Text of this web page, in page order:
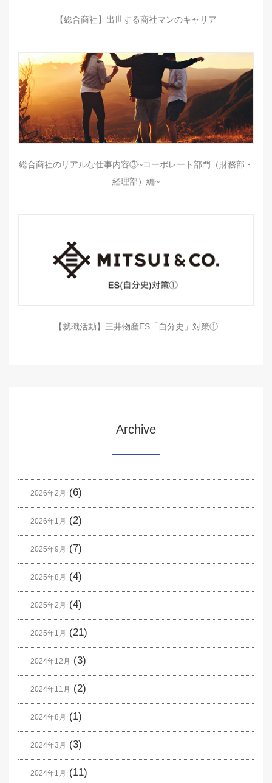
【総合商社】出世する商社マンのキャリア
総合商社のリアルな仕事内容③~コーポレート部門（財務部・
経理部）編~
【就職活動】三井物産ES「自分史」対策①
Archive
2026年2月 (6)
2026年1月 (2)
2025年9月 (7)
2025年8月 (4)
2025年2月 (4)
2025年1月 (21)
2024年12月 (3)
2024年11月 (2)
2024年8月 (1)
2024年3月 (3)
2024年1月 (11)